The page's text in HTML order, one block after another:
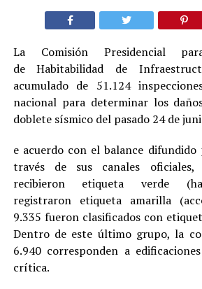
La Comisión Presidencial
de Habitabilidad de
acumulado de 51.124
nacional para determinar los
doblete sísmico del pasado 24 de
e acuerdo con el balance
través de sus canales oficiales,
recibieron etiqueta verde
registraron etiqueta amarilla
9.335 fueron clasificados con
Dentro de este último grupo, la
6.940 corresponden a
crítica.